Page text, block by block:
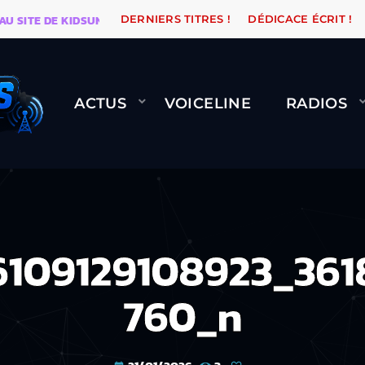
DE KIDSUNE WARÉTRO ORANGE ROAD QUI
DERNIERS TITRES ! DÉDICACE ÉCRIT !
ACTUS VOICELINE RADIOS
760_n